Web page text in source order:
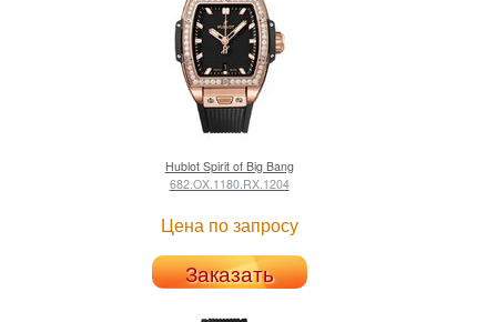
HublotSpirit of Big Bang
682.OX.1180.RX.1204
Цена по запросу
Заказать